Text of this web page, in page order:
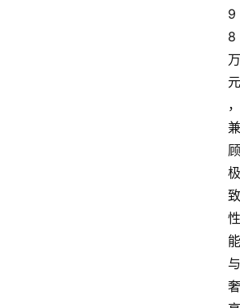
9
8
万
元
，
兼
顾
极
致
性
能
与
奢